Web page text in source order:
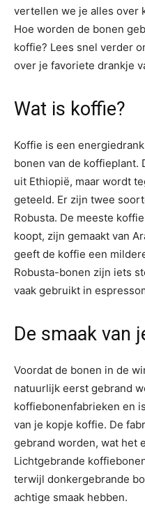
vertellen we je alles over
Hoe worden de bonen
koffie? Lees snel verder
over je favoriete drankje
Wat is koffie?
Koffie is een
bonen van de koffieplant.
uit Ethiopië, maar wordt
geteeld. Er zijn twee
Robusta. De meeste
koopt, zijn gemaakt van
geeft de koffie een
Robusta-bonen zijn iets
vaak gebruikt in
De smaak van
Voordat de bonen in de
natuurlijk eerst gebrand
koffiebonenfabrieken en
van je kopje koffie. De
gebrand worden, wat het
Lichtgebrande
terwijl donkergebrande
achtige smaak hebben.